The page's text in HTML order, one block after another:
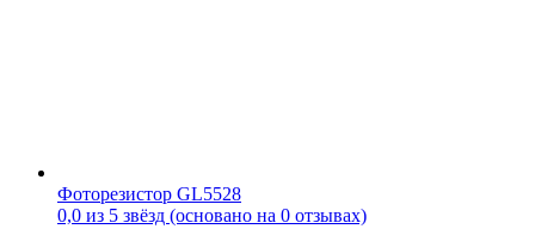
Фоторезистор GL5528
0,0 из 5 звёзд (основано на 0 отзывах)